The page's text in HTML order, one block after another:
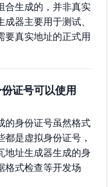
合生成的，并非真实
器主要用于测试、
要真实地址的正式用
证号可以使用
的身份证号虽然格式
是虚拟身份证号，
地址生成器生成的身
格式检查等开发场